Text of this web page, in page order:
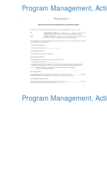
Program Management,
Program Management,